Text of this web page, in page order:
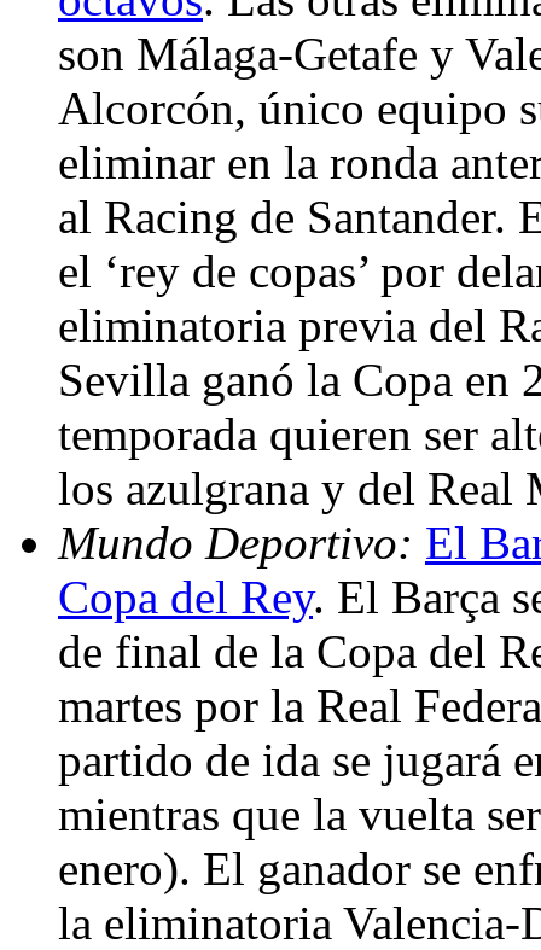
son Málaga-Getafe y
Alcorcón, único equipo
eliminar en la ronda
al Racing de Santander.
el ‘rey de copas’ por
eliminatoria previa del
Sevilla ganó la Copa en
temporada quieren ser
los azulgrana y del
Mundo Deportivo: El
Copa del Rey. El Barça
de final de la Copa del
martes por la Real
partido de ida se jugará
mientras que la vuelta
enero). El ganador se
la eliminatoria